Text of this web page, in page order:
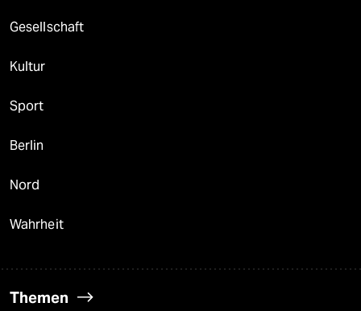
Gesellschaft
Kultur
Sport
Berlin
Nord
Wahrheit
Themen